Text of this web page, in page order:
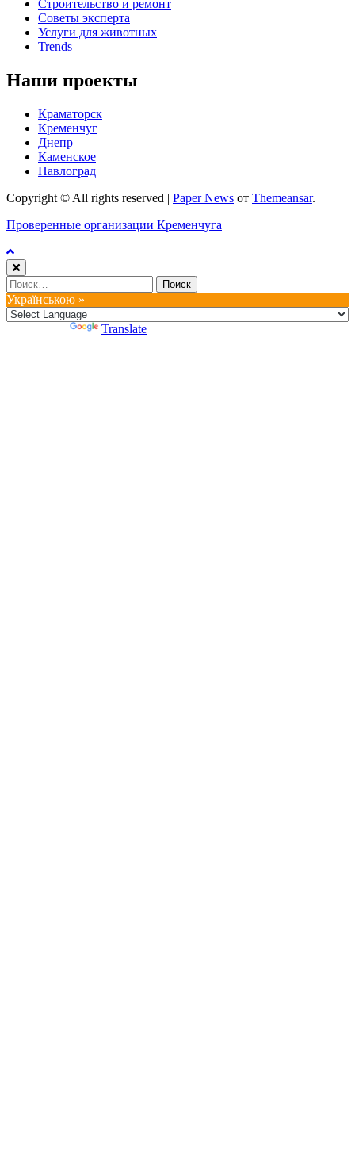
Строительство и ремонт
Советы эксперта
Услуги для животных
Trends
Наши проекты
Краматорск
Кременчуг
Днепр
Каменское
Павлоград
Copyright © All rights reserved | Paper News от Themeansar.
Проверенные организации Кременчуга
Найти:
Українською »
Translate